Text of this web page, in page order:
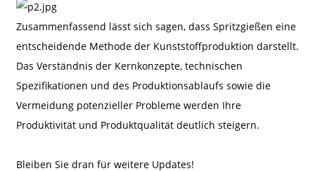
Zusammenfassend lässt sich sagen, dass Spritzgießen eine
entscheidende Methode der Kunststoffproduktion darstellt.
Das Verständnis der Kernkonzepte, technischen
Spezifikationen und des Produktionsablaufs sowie die
Vermeidung potenzieller Probleme werden Ihre
Produktivität und Produktqualität deutlich steigern.
Bleiben Sie dran für weitere Updates!